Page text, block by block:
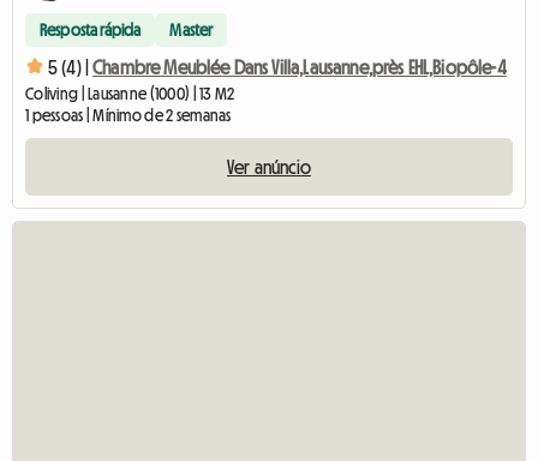
Resposta rápida Master
5 (4) | Chambre Meublée Dans Villa,Lausanne,près EHL,Biopôle-4
Coliving | Lausanne (1000) | 13 M2
1 pessoas | Mínimo de 2 semanas
Ver anúncio